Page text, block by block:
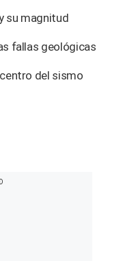
su magnitud
fallas geológicas
del sismo